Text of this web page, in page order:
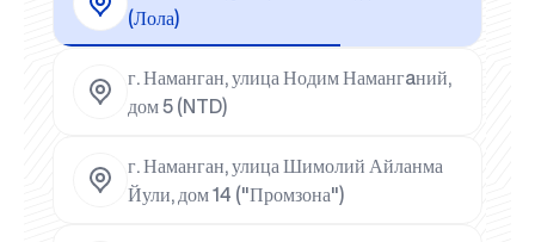
(Лола)
г. Наманган, улица Нодим Намангaний,
дом 5 (NTD)
г. Наманган, улица Шимолий Айланма
Йули, дом 14 ("Промзона")